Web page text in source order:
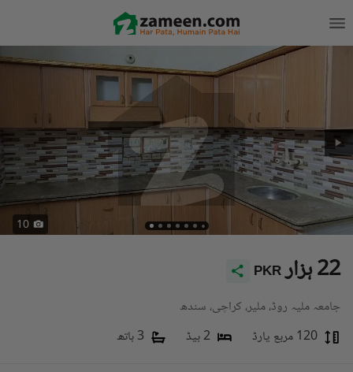
10
PKR 22 ہزار
جامعہ ملیہ روڈ، ملیر، کراچی، سندھ
120 مربع یارڈ
2 بیڈ 3 باتھ